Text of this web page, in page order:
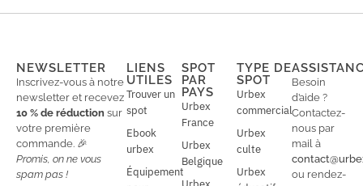
NEWSLETTER
Inscrivez-vous à notre
newsletter et recevez
10 % de réduction sur
votre première
commande. 🎉
Promis, on ne vous
spam pas !
LIENS
UTILES
Trouver un
spot
Ebook
urbex
Équipement
SPOT
PAR
PAYS
Urbex
France
Urbex
Belgique
TYPE DE
SPOT
Urbex
commercial
Urbex
culte
Urbex
Besoin
d’aide ?
Contactez-
nous par
mail à
ou rendez-